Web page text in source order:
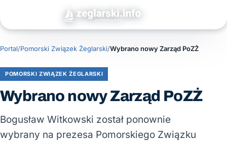
Portal/Pomorski Związek Żeglarski/Wybrano nowy Zarząd PoZŻ
POMORSKI ZWIĄZEK ŻEGLARSKI
Wybrano nowy Zarząd PoZŻ
Bogusław Witkowski został ponownie
wybrany na prezesa Pomorskiego Związku